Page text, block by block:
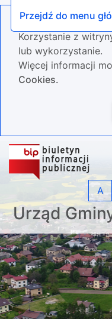
Przejdź do menu
Nasza strona
Korzystanie z
lub wykorzystanie.
Więcej informacji
Cookies.
Urząd
A